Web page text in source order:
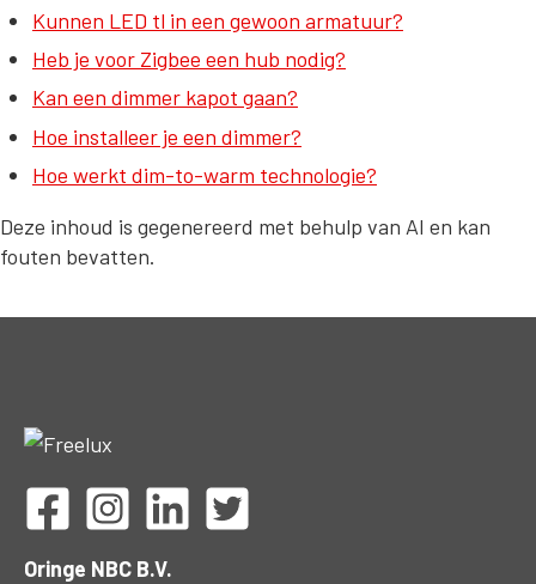
Kunnen LED tl in een gewoon armatuur?
Heb je voor Zigbee een hub nodig?
Kan een dimmer kapot gaan?
Hoe installeer je een dimmer?
Hoe werkt dim-to-warm technologie?
Deze inhoud is gegenereerd met behulp van AI en kan
fouten bevatten.
Oringe NBC B.V.